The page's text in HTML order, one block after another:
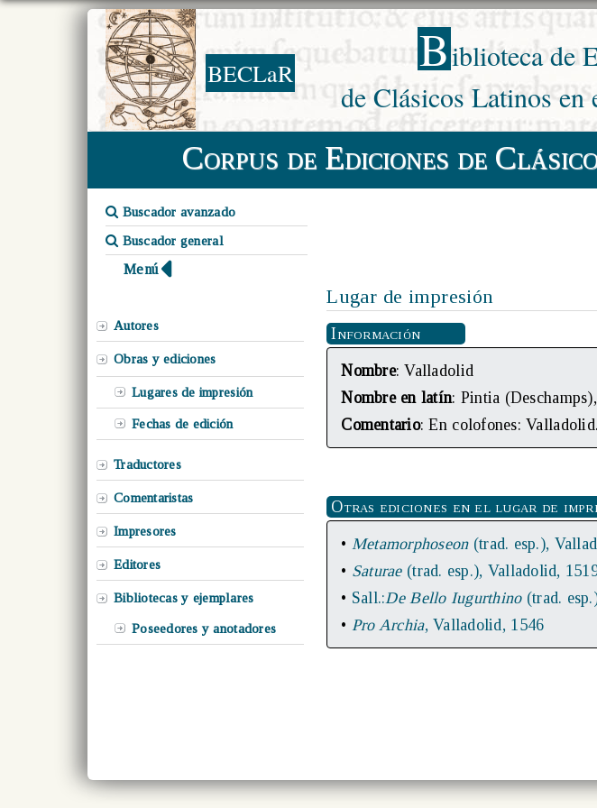
BECLaR Biblioteca de
de Clásicos Latinos en
Corpus de Ediciones de
Buscador avanzado
Buscador general
Menú
Autores
Obras y ediciones
Lugares de impresión
Fechas de edición
Traductores
Comentaristas
Impresores
Editores
Bibliotecas y ejemplares
Poseedores y anotadores
Lugar de impresión
Información
Nombre: Valladolid
Nombre en latín: Pintia
Comentario: En colofones: Valladolid.
Otras ediciones en el lugar de
• Metamorphoseon (trad. esp.),
• Saturae (trad. esp.), Valladolid,
• Sall.:De Bello Iugurthino (trad.
• Pro Archia, Valladolid, 1546